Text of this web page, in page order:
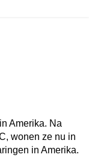
Amerika. Na
wonen ze nu in
in Amerika.